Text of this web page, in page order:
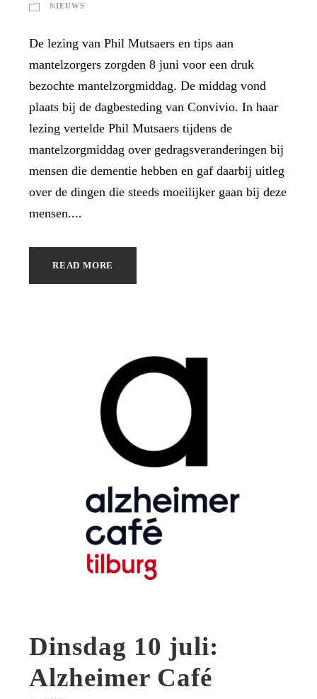
NIEUWS
De lezing van Phil Mutsaers en tips aan
mantelzorgers zorgden 8 juni voor een druk
bezochte mantelzorgmiddag. De middag vond
plaats bij de dagbesteding van Convivio. In haar
lezing vertelde Phil Mutsaers tijdens de
mantelzorgmiddag over gedragsveranderingen bij
mensen die dementie hebben en gaf daarbij uitleg
over de dingen die steeds moeilijker gaan bij deze
mensen....
READ MORE
Dinsdag 10 juli:
Alzheimer Café